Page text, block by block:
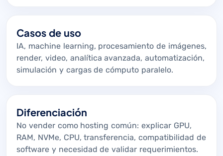
Casos de uso
IA, machine learning, procesamiento de imágenes,
render, video, analítica avanzada, automatización,
simulación y cargas de cómputo paralelo.
Diferenciación
No vender como hosting común: explicar GPU,
RAM, NVMe, CPU, transferencia, compatibilidad de
software y necesidad de validar requerimientos.